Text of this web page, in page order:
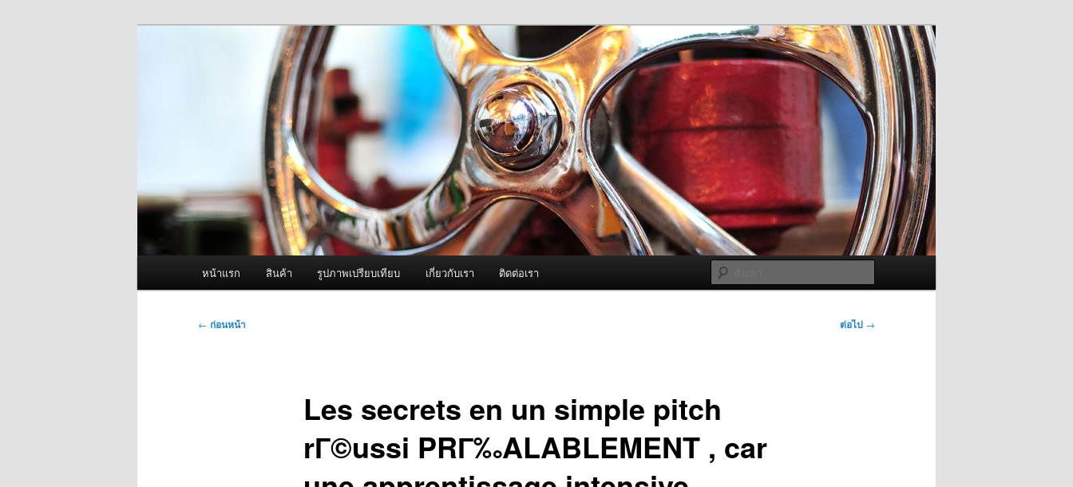
ผู้นำเข้าเครื่องพ่นหมอกควัน Best Fogger /
Fogger One และ อะไหล่
จำหน่ายเครื่องพ่นหมอกควัน คุณภาพดี บริการด้วยความจริงใจ
หน้าแรก สินค้า รูปภาพเปรียบเทียบ เกี่ยวกับเรา ติดต่อเรา
เมนู
← ก่อนหน้า ต่อไป →
Les secrets en un simple pitch
rГ©ussi PRГ‰ALABLEMENT , car